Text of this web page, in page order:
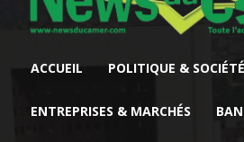
ACCUEIL POLITIQUE & SOCIÉTÉ
ENTREPRISES & MARCHÉS